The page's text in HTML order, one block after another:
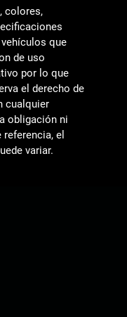
colores,
que
de uso
por lo que
el derecho de
cualquier
obligación ni
el
variar.